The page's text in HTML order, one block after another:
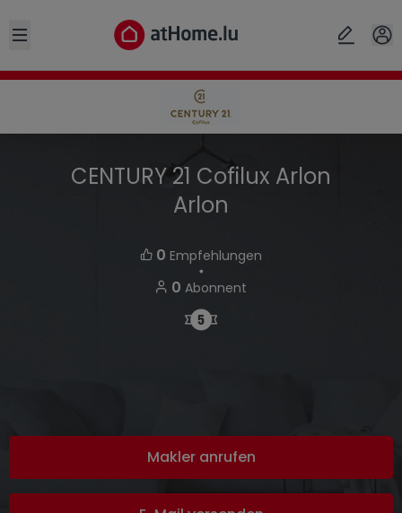
Open sidebar
CENTURY 21 Cofilux Arlon
Arlon
0 Empfehlungen
・
0 Abonnent
Makler anrufen